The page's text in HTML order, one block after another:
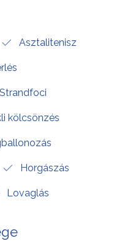
Asztalitenisz
Strandfoci
kölcsönzés
Horgászás
Lovaglás